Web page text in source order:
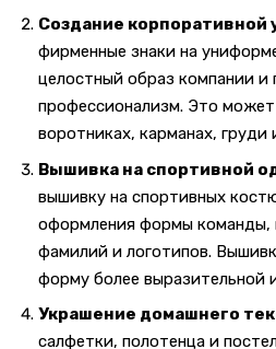
Создание
фирменные знаки на
целостный образ компании и
профессионализм. Это
воротниках, карманах, груди
Вышивка на спортивной
вышивку на спортивных
оформления формы команды,
фамилий и логотипов.
форму более выразительной
Украшение домашнего
салфетки, полотенца и